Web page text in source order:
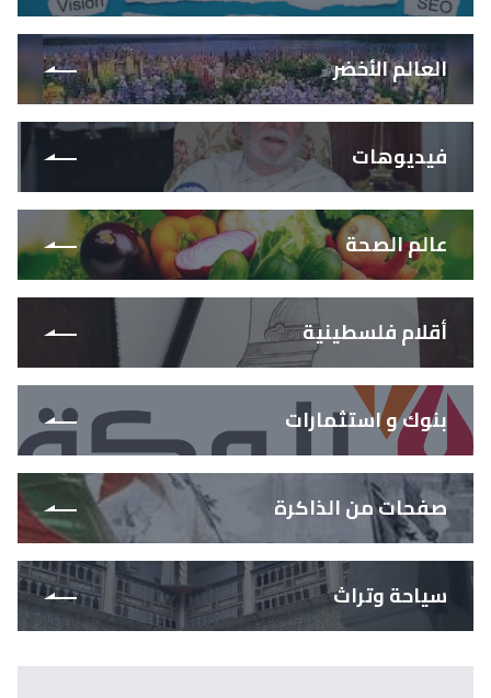
العالم الأخضر
فيديوهات
عالم الصحة
أقلام فلسطينية
بنوك و استثمارات
صفحات من الذاكرة
سياحة وتراث